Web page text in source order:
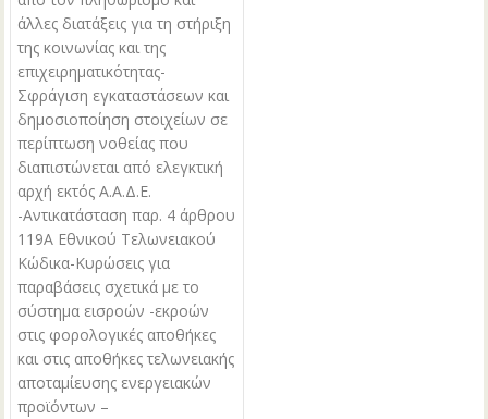
άλλες διατάξεις για τη στήριξη
της κοινωνίας και της
επιχειρηματικότητας-
Σφράγιση εγκαταστάσεων και
δημοσιοποίηση στοιχείων σε
περίπτωση νοθείας που
διαπιστώνεται από ελεγκτική
αρχή εκτός Α.Α.Δ.Ε.
-Αντικατάσταση παρ. 4 άρθρου
119Α Εθνικού Τελωνειακού
Κώδικα-Κυρώσεις για
παραβάσεις σχετικά με το
σύστημα εισροών -εκροών
στις φορολογικές αποθήκες
και στις αποθήκες τελωνειακής
αποταμίευσης ενεργειακών
προϊόντων –